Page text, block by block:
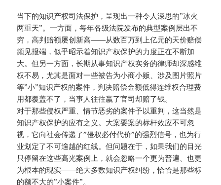
当下的知识产权司法保护，呈现出一种令人深思的”冰火
两重天”。一方面，每年各级法院发布的典型案例层出不
穷，高判赔额屡创新高——从数百万到上亿元的天价赔偿
频见报端，似乎昭示着知识产权保护的力度正在不断加
大。但另一方面，长期从事知识产权实务的律师却深感维
权不易，尤其是面对一些被告为小商小贩、涉及图片照片
等”小”知识产权的案件，判决赔偿金额低得连维权合理费
用都覆盖不了，当事人往往赢了官司却赔了钱。
对于那些侵权严重、情节恶劣的案件予以重判，这当然是
知识产权保护的应有之义。大案要案的标杆效应不可忽
视，它向社会传递了”侵权必付代价”的强烈信号，也为行
业划定了不可逾越的红线。但问题在于，如果我们的目光
只停留在这些高光案例上，就会忽略一个更为普遍、也更
为根本的现实——绝大多数知识产权纠纷，恰恰是那些标
的额不大的”小案件”。